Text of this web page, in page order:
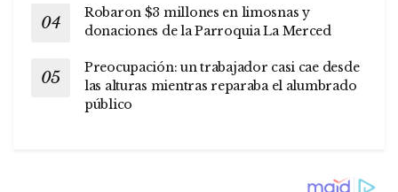
Robaron $3 millones en limosnas y
donaciones de la Parroquia La Merced
Preocupación: un trabajador casi cae desde
las alturas mientras reparaba el alumbrado
público